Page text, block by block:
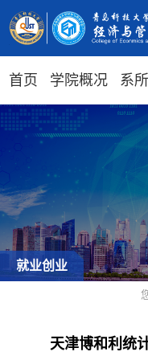
首页 学院概况 系
就业创业
天津博和利统